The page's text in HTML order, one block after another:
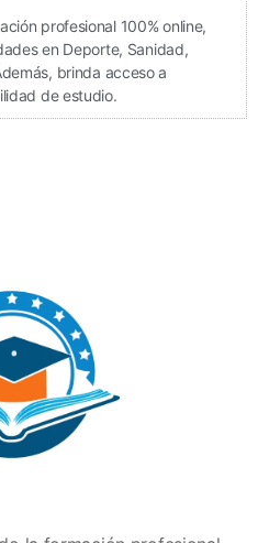
profesional 100% online,
en Deporte, Sanidad,
brinda acceso a
de estudio.